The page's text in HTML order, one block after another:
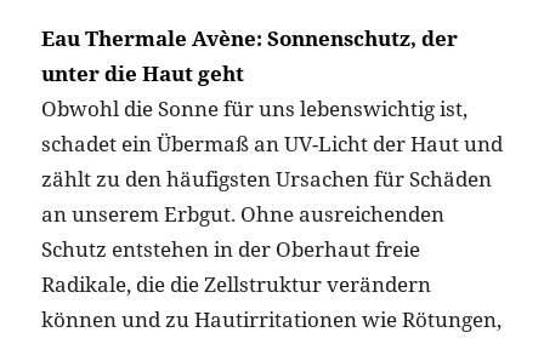
Eau Thermale Avène: Sonnenschutz, der
unter die Haut geht
Obwohl die Sonne für uns lebenswichtig ist,
schadet ein Übermaß an UV-Licht der Haut und
zählt zu den häufigsten Ursachen für Schäden
an unserem Erbgut. Ohne ausreichenden
Schutz entstehen in der Oberhaut freie
Radikale, die die Zellstruktur verändern
können und zu Hautirritationen wie Rötungen,